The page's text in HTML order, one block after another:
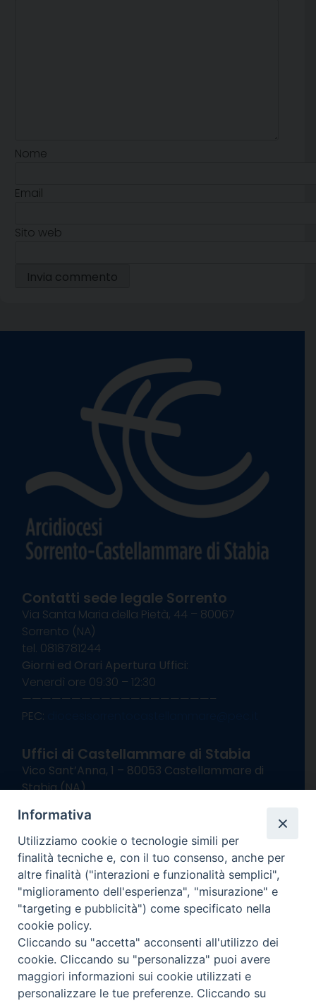
Nome
Email
Sito web
Contatti sede legale Sorrento
Via Santa Maria della Pietà, 44 – 80067
Sorrento (NA)
tel. 0818781244
Giorni ed Orari Apertura Uffici:
Venerdì ore 09:30 – 12:30
———————————————————–
PEC:
Uffici di Castellammare di Stabia
Vico Sant’Anna, 1 – 80053 Castellammare di
Stabia (NA)
Giorni ed Orari Apertura Uffici:
Lunedì e Mercoledì ore 09:00 – 13:00
Uffici Matrimoni:
Lunedì e Mercoledì ore 09:30 – 12:30
seguici su
Channel
Informativa Privacy
COPYRIGHT © 2013-2025
Informativa
Utilizziamo cookie o tecnologie simili per
finalità tecniche e, con il tuo consenso, anche per
altre finalità ("interazioni e funzionalità semplici",
"miglioramento dell'esperienza", "misurazione" e
"targeting e pubblicità") come specificato nella
cookie policy.
Cliccando su "accetta" acconsenti all'utilizzo dei
cookie. Cliccando su "personalizza" puoi avere
maggiori informazioni sui cookie utilizzati e
personalizzare le tue preferenze. Cliccando su